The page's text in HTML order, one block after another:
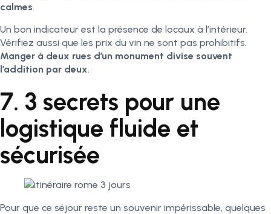
calmes.
Un bon indicateur est la présence de locaux à l’intérieur.
Vérifiez aussi que les prix du vin ne sont pas prohibitifs.
Manger à deux rues d’un monument divise souvent
l’addition par deux.
7. 3 secrets pour une
logistique fluide et
sécurisée
Pour que ce séjour reste un souvenir impérissable, quelques